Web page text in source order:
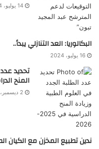
14 يوليو، 2024
البكالوريا: العد التنازلي يبدأ..
16 يوليو، 2024
تحديد
المنح
2 ديسمبر، 2024
ندين تطبيع المخزن مع